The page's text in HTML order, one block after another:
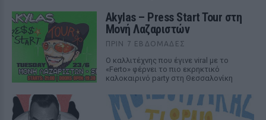
Akylas – Press Start Tour στη
Μονή Λαζαριστών
ΠΡΙΝ 7 ΕΒΔΟΜΆΔΕΣ
Ο καλλιτέχνης που έγινε viral με το
«Ferto» φέρνει το πιο εκρηκτικό
καλοκαιρινό party στη Θεσσαλονίκη